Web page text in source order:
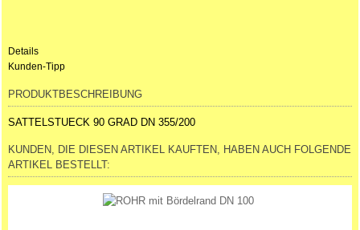
Details
Kunden-Tipp
PRODUKTBESCHREIBUNG
SATTELSTUECK 90 GRAD DN 355/200
KUNDEN, DIE DIESEN ARTIKEL KAUFTEN, HABEN AUCH FOLGENDE
ARTIKEL BESTELLT: